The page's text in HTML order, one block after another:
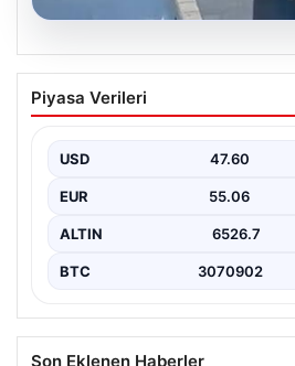
05.08.2026
Yalova’da Şaşırtan
Önüne Park Etmek
Yalova'da yaşanan sıra dışı bir
Piyasa Verileri
USD 47.60
EUR 55.06
ALTIN 6526.7
BTC 3070902
Son Eklenen Haberler